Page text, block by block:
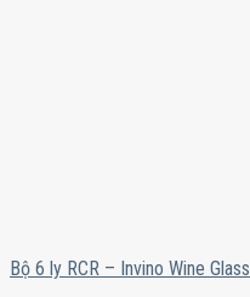
Bộ 6 ly RCR – Invino Wine Glass